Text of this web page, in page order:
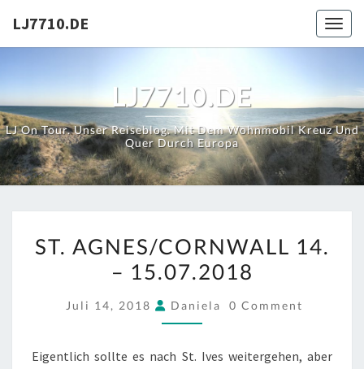
LJ7710.DE
LJ7710.DE
LJ On Tour. Unser Reiseblog. Mit Dem Wohnmobil Kreuz Und
Quer Durch Europa
AGNES/CORNWALL
14.
ST. AGNES/CORNWALL 14.
– 15.07.2018
Juli 14, 2018 Daniela COMMENTS
0 Comment
Eigentlich sollte es nach St. Ives weitergehen, aber